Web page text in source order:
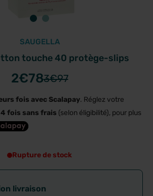
SAUGELLA
touche 40 protège-slips
2€783€97
fois avec Scalapay. Réglez votre
4 fois sans frais (selon éligibilité), pour plus
Rupture de stock
livraison